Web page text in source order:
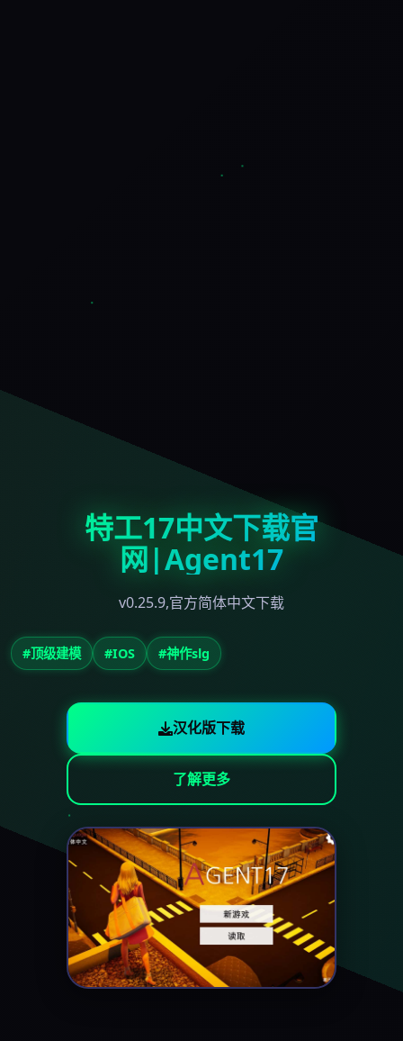
特工17中文下载官
网|Agent17
v0.25.9,官方简体中文下载
#顶级建模 #IOS #神作slg
汉化版下载
了解更多